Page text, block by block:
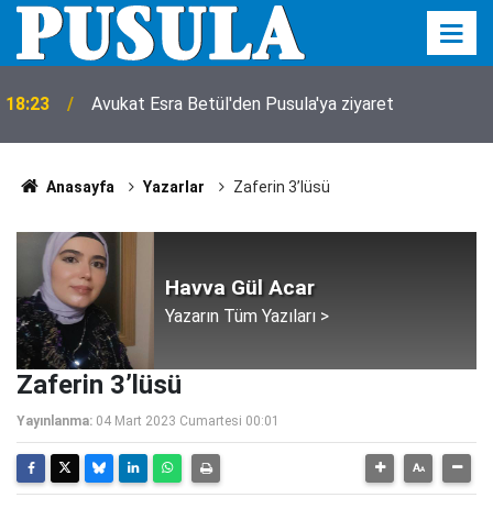
18:23 Avukat Esra Betül'den Pusula'ya ziyaret
Anasayfa Yazarlar Zaferin 3’lüsü
Havva Gül Acar
Yazarın Tüm Yazıları >
Zaferin 3’lüsü
Yayınlanma: 04 Mart 2023 Cumartesi 00:01